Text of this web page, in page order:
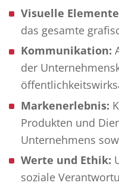
Visuelle
das gesamte
Kommunikation:
der
Markenerlebnis:
Produkten und
Unternehmens
Werte und Ethik:
soziale